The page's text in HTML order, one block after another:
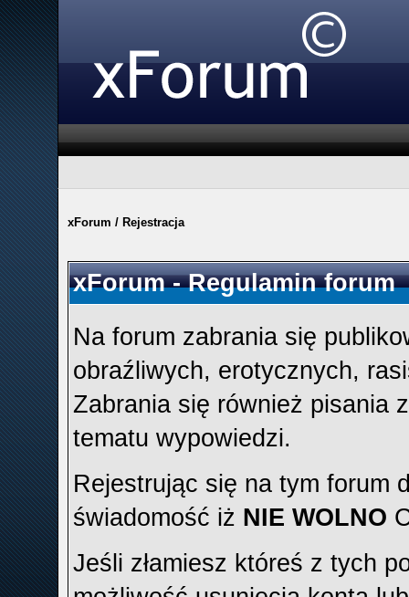
xForum / Rejestracja
xForum - Regulamin forum
Na forum zabrania się
obraźliwych, erotycznych,
Zabrania się również pisania
tematu wypowiedzi.
Rejestrując się na tym forum
świadomość iż NIE WOLNO
Jeśli złamiesz któreś z tych